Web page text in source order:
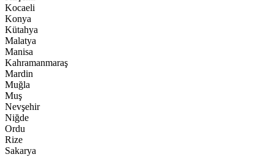
Kocaeli
Konya
Kütahya
Malatya
Manisa
Kahramanmaraş
Mardin
Muğla
Muş
Nevşehir
Niğde
Ordu
Rize
Sakarya